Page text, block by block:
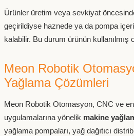
Ürünler üretim veya sevkiyat
geçirildiyse haznede ya da pompa
kalabilir. Bu durum ürünün kullanılmış
Meon Robotik
Yağlama Çözümleri
Meon Robotik Otomasyon, CNC ve
uygulamalarına yönelik makine
yağlama pompaları, yağ dağıtıcı